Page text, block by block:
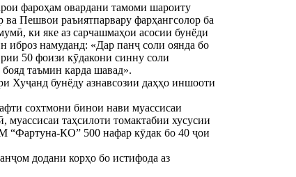
фароҳам овардани тамоми шароиту
Пешвои раъиятпарвару фарҳангсолор ба
ки яке аз сарчашмаҳои асосии бунёди
намуданд: «Дар панҷ соли оянда бо
50 фоизи кӯдакони синну соли
таъмин карда шавад».
Хуҷанд бунёду азнавсозии даҳҳо иншооти
сохтмони бинои нави муассисаи
таҳсилоти томактабии хусусии
“Фартуна-КО” 500 нафар кӯдак бо 40 ҷои
додани корҳо бо истифода аз